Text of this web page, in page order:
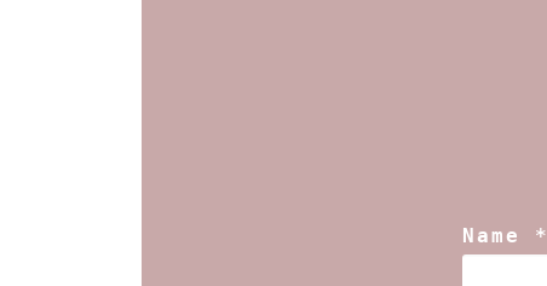
Name *